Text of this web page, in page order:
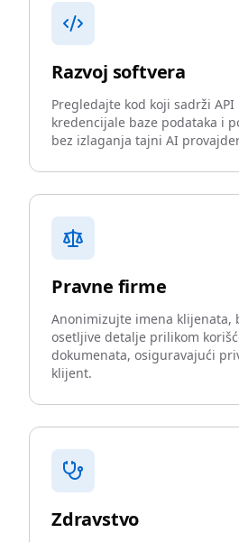
Razvoj softvera
Pregledajte kod koji sadrži API
kredencijale baze podataka i
bez izlaganja tajni AI
Pravne firme
Anonimizujte imena klijenata,
osetljive detalje prilikom
dokumenata, osiguravajući
klijent.
Zdravstvo